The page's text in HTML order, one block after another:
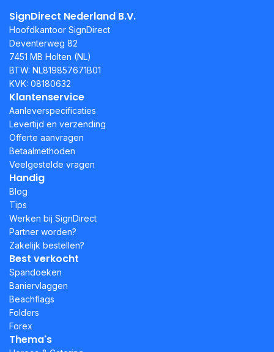
SignDirect Nederland B.V.
Hoofdkantoor SignDirect
Deventerweg 82
7451 MB Holten (NL)
BTW: NL819857671B01
KVK: 08180632
Klantenservice
Aanleverspecificaties
Levertijd en verzending
Offerte aanvragen
Betaalmethoden
Veelgestelde vragen
Handig
Blog
Tips
Werken bij SignDirect
Partner worden?
Zakelijk bestellen?
Best verkocht
Spandoeken
Baniervlaggen
Beachflags
Folders
Forex
Thema's